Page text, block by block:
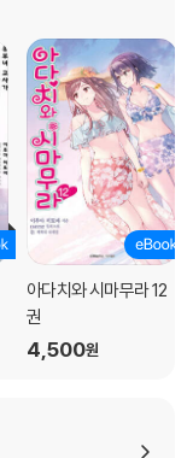
아다치와 시마무라 12
권
4,500원